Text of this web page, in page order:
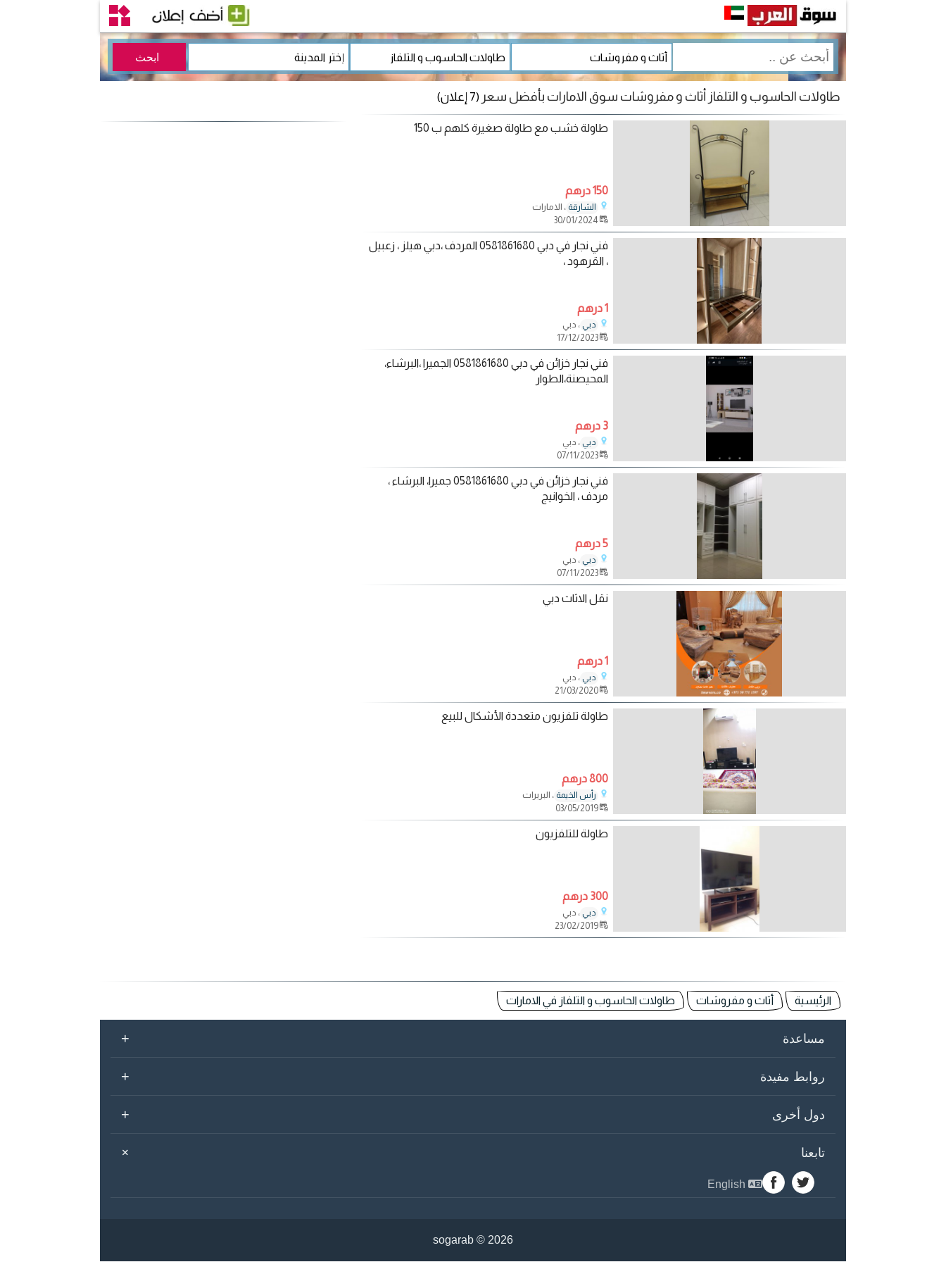
طاولات الحاسوب و التلفاز أثاث و مفروشات سوق الامارات بأفضل سعر (7 إعلان)
طاولة خشب مع طاولة صغيرة كلهم ب 150
150 درهم
الشارقة ، الامارات
فني نجار في دبي 0581861680 المردف ،دبي هيلز ، زعبيل
، القرهود ،
1 درهم
دبي ، دبي
17/12/2023
فني نجار خزائن في دبي 0581861680 الجميرا ،البرشاء،
المحيصنة،الطوار
3 درهم
دبي ، دبي
07/11/2023
فني نجار خزائن في دبي 0581861680 جميرا، البرشاء ،
مردف ، الخوانيج
5 درهم
دبي ، دبي
07/11/2023
نقل الاثاث دبي
1 درهم
دبي ، دبي
21/03/2020
طاولة تلفزيون متعددة الأشكال للبيع
800 درهم
رأس الخيمة ، البريرات
03/05/2019
طاولة للتلفزيون
300 درهم
دبي ، دبي
23/02/2019
الرئيسية أثاث و مفروشات طاولات الحاسوب و التلفاز في الامارات
مساعدة +
روابط مفيدة +
دول أخرى +
تابعنا +
sogarab © 2026